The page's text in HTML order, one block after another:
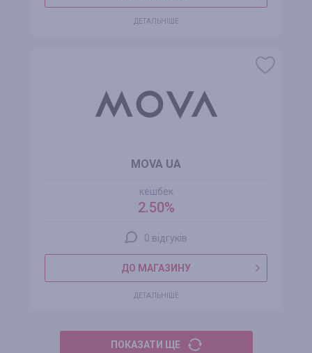
ДЕТАЛЬНІШЕ
MOVA UA
кешбек
2.50%
0 відгуків
ДО МАГАЗИНУ
ДЕТАЛЬНІШЕ
ПОКАЗАТИ ЩЕ